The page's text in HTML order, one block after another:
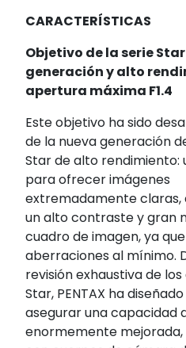
CARACTERÍSTICAS
Objetivo de la serie
generación y alto
apertura máxima F1.4
Este objetivo ha sido
de la nueva generación
Star de alto rendimiento:
para ofrecer imágenes
extremadamente
un alto contraste y gran
cuadro de imagen, ya
aberraciones al mínimo.
revisión exhaustiva de
Star, PENTAX ha
asegurar una capacidad
enormemente mejorada,